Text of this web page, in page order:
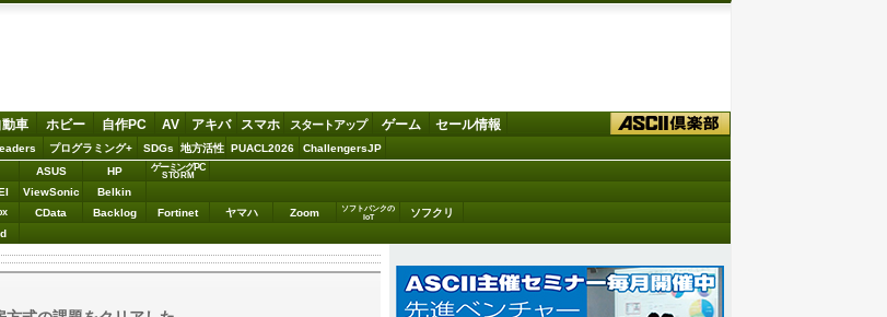
動車 ホビー 自作PC AV アキバ スマホ スタートアップ ゲーム セール情報
プログラミング+ SDGs 地方活性 PUACL2026 ChallengersJP
ASUS HP ゲーミングPC
STORM
ViewSonic Belkin
CData Backlog Fortinet ヤマハ Zoom
ソフトバンクの
IoT
ソフクリ